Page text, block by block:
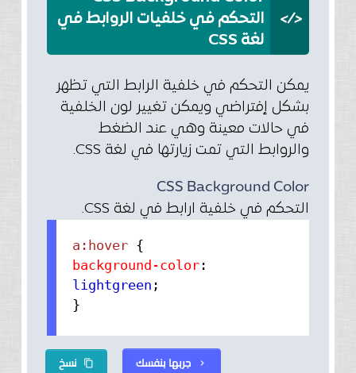
</>
التحكم في خلفيات الروابط في
لغة CSS
يمكن التحكم في خلفية الرابط التي تظهر
بشكل إفتراضي ويمكن تغيير لون الخلفية
في حالات معينة وهي عند الضغط
والروابط التي تمت زيارتها في لغة CSS.
CSS Background Color
التحكم في خلفية ارابط في لغة CSS.
a:hover {
background-color :
lightgreen ;
}
نسخ content_copy جربها بنفسك chevron_right